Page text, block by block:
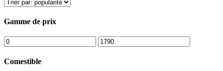
Gamme de prix
Comestible